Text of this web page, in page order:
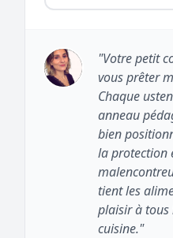
"Votre petit
vous prêter
Chaque
anneau
bien
la protection
tient les
plaisir à tous
cuisine."